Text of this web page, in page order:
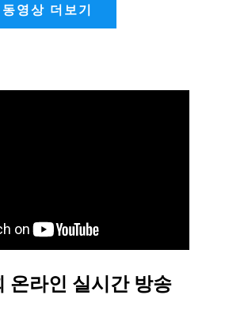
동영상 더보기
온라인 실시간 방송